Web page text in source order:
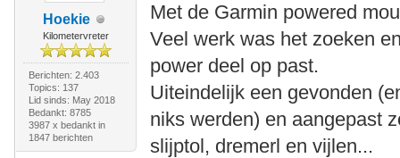
Hoekie
Kilometervreter
Berichten: 2.403
Topics: 137
Lid sinds: May 2018
Bedankt: 8785
3987 x bedankt in
1847 berichten
Met de Garmin powered
Veel werk was het zoeken
power deel op past.
Uiteindelijk een gevonden
niks werden) en aangepast
slijptol, dremerl en vijlen...